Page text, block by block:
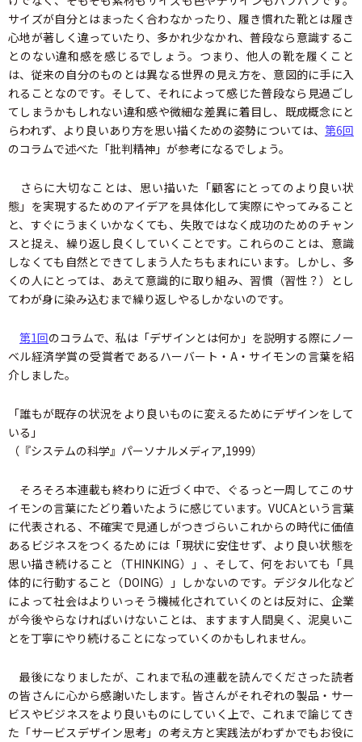
サイズが自分とはまったく合わなかったり、履き慣れた靴とは履き
心地が著しく違っていたり、多かれ少なかれ、普段なら意識するこ
とのない違和感を感じるでしょう。つまり、他人の靴を履くこと
は、従来の自分のものとは異なる世界の見え方を、意図的に手に入
れることなのです。そして、それによって感じた普段なら見過ごし
てしまうかもしれない違和感や微細な差異に着目し、既成概念にと
らわれず、より良いあり方を思い描くための姿勢については、 第6回
のコラムで述べた「批判精神」が参考になるでしょう。
さらに大切なことは、思い描いた「顧客にとってのより良い状
態」を実現するためのアイデアを具体化して実際にやってみること
と、すぐにうまくいかなくても、失敗ではなく成功のためのチャン
スと捉え、繰り返し良くしていくことです。これらのことは、意識
しなくても自然とできてしまう人たちもまれにいます。しかし、多
くの人にとっては、あえて意識的に取り組み、習慣（習性？）とし
てわが身に染み込むまで繰り返しやるしかないのです。
第1回のコラムで、私は「デザインとは何か」を説明する際にノー
ベル経済学賞の受賞者であるハーバート・A・サイモンの言葉を紹
介しました。
「誰もが既存の状況をより良いものに変えるためにデザインをして
いる」
（『システムの科学』パーソナルメディア,1999）
そろそろ本連載も終わりに近づく中で、ぐるっと一周してこのサ
イモンの言葉にたどり着いたように感じています。VUCAという言葉
に代表される、不確実で見通しがつきづらいこれからの時代に価値
あるビジネスをつくるためには「現状に安住せず、より良い状態を
思い描き続けること（THINKING）」、そして、何をおいても「具
体的に行動すること（DOING）」しかないのです。デジタル化など
によって社会はよりいっそう機械化されていくのとは反対に、企業
が今後やらなければいけないことは、ますます人間臭く、泥臭いこ
とを丁寧にやり続けることになっていくのかもしれません。
最後になりましたが、これまで私の連載を読んでくださった読者
の皆さんに心から感謝いたします。皆さんがそれぞれの製品・サー
ビスやビジネスをより良いものにしていく上で、これまで論じてき
た「サービスデザイン思考」の考え方と実践法がわずかでもお役に